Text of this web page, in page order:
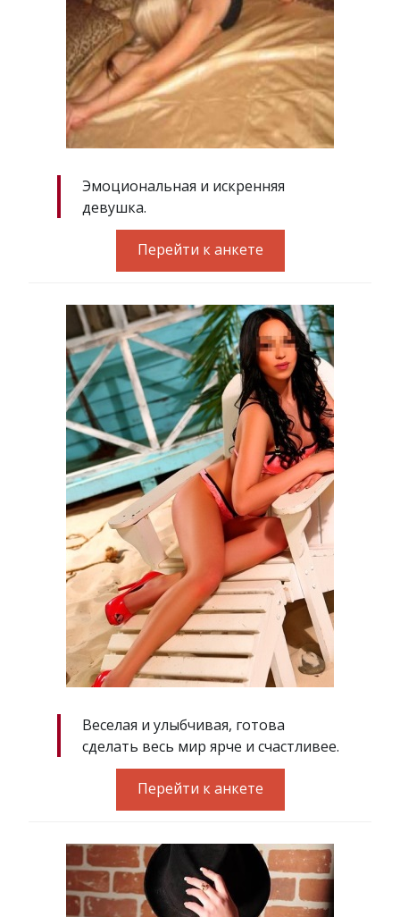
Эмоциональная и искренняя
девушка.
Перейти к анкете
Веселая и улыбчивая, готова
сделать весь мир ярче и счастливее.
Перейти к анкете